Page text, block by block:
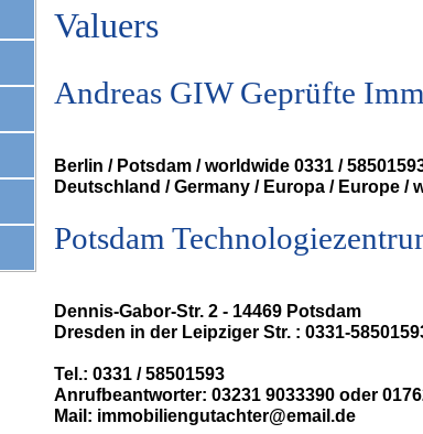
Valuers
Andreas GIW Geprüfte
Berlin / Potsdam / worldwide 0331 /
Deutschland / Germany / Europa / Europe /
Potsdam
Dennis-Gabor-Str. 2 - 14469 Potsdam
Dresden in der Leipziger Str. : 0331-
Tel.: 0331 / 58501593
Anrufbeantworter: 03231 9033390 oder
Mail: immobiliengutachter@email.de